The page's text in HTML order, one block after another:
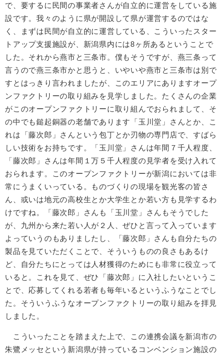
で、要するに民間の事業者さんが自立的に運営をしている施
設です。我々のように県が開設して県が運営するのではな
く、まずは民間が自立的に運営している、こういったスター
トアップ支援施設が、新潟県内には8ヶ所あるということで
した。それから燕市と三条市。僕もそうですが、燕三条って
言うので燕三条市かと思うと、いやいや燕市と三条市は別で
すとはっきり言われましたが、このエリアにありますオープ
ンファクトリーの取り組みを見学しました。たくさんの企業
がこのオープンファクトリーに取り組んでおられまして、そ
の中でも鎚起銅器の老舗であります「玉川堂」さんとか、こ
れは「藤次郎」さんという包丁とか刃物の専門店で、すばら
しい技術をお持ちです。「玉川堂」さんは年間７千人程度、
「藤次郎」さんは年間１万５千人程度の見学者を受け入れて
おられます。このオープンファクトリーが新潟においては非
常にうまくいっている。ものづくりの現場を観光客の皆さ
ん、或いは地元の高校生とか大学生とか若い方も見学するわ
けですね。「藤次郎」さんも「玉川堂」さんもそうでした
が、九州から来た若い人が２人、ぜひと言って入っています
よっていうのもありましたし、「藤次郎」さんも自分たちの
製品を見ていただくことで、そういうものの良さもあるけ
ど、自分たちにとっては人材獲得のためにも非常に役立って
いると。これを見て、ぜひ「藤次郎」に入社したいというこ
とで、応募してくれる若者も毎年いるというふうなことでし
た。そういうふうなオープンファクトリーの取り組みを拝見
しました。
こういったことを踏まえた上で、この連携会議を新潟市の
朱鷺メッセという新潟県が持っているコンベンション施設の